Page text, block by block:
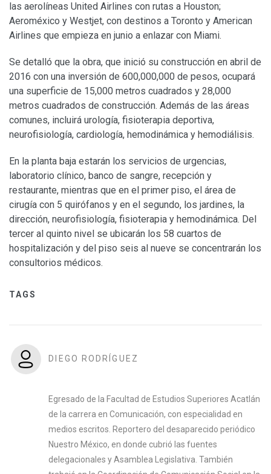
las aerolíneas United Airlines con rutas a Houston;
Aeroméxico y Westjet, con destinos a Toronto y American
Airlines que empieza en junio a enlazar con Miami.
Se detalló que la obra, que inició su construcción en abril de
2016 con una inversión de 600,000,000 de pesos, ocupará
una superficie de 15,000 metros cuadrados y 28,000
metros cuadrados de construcción. Además de las áreas
comunes, incluirá urología, fisioterapia deportiva,
neurofisiología, cardiología, hemodinámica y hemodiálisis.
En la planta baja estarán los servicios de urgencias,
laboratorio clínico, banco de sangre, recepción y
restaurante, mientras que en el primer piso, el área de
cirugía con 5 quirófanos y en el segundo, los jardines, la
dirección, neurofisiología, fisioterapia y hemodinámica. Del
tercer al quinto nivel se ubicarán los 58 cuartos de
hospitalización y del piso seis al nueve se concentrarán los
consultorios médicos.
TAGS
DIEGO RODRÍGUEZ
Egresado de la Facultad de Estudios Superiores Acatlán
de la carrera en Comunicación, con especialidad en
medios escritos. Reportero del desaparecido periódico
Nuestro México, en donde cubrió las fuentes
delegacionales y Asamblea Legislativa. También